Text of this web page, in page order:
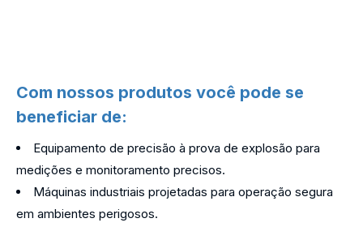
Com nossos produtos você pode se
beneficiar de:
Equipamento de precisão à prova de explosão para
medições e monitoramento precisos.
Máquinas industriais projetadas para operação segura
em ambientes perigosos.